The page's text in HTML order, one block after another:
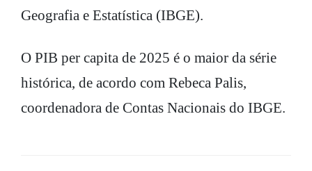
Geografia e Estatística (IBGE).
O PIB per capita de 2025 é o maior da série
histórica, de acordo com Rebeca Palis,
coordenadora de Contas Nacionais do IBGE.